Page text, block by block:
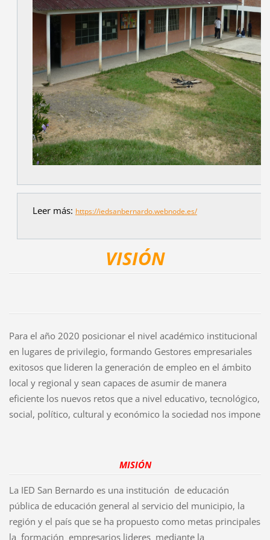
Leer más: https://iedsanbernardo.webnode.es/
VISIÓN
Para el año 2020 posicionar el nivel académico institucional
en lugares de privilegio, formando Gestores empresariales
exitosos que lideren la generación de empleo en el ámbito
local y regional y sean capaces de asumir de manera
eficiente los nuevos retos que a nivel educativo, tecnológico,
social, político, cultural y económico la sociedad nos impone
MISIÓN
La IED San Bernardo es una institución de educación
pública de educación general al servicio del municipio, la
región y el país que se ha propuesto como metas principales
la formación empresarios lideres mediante la